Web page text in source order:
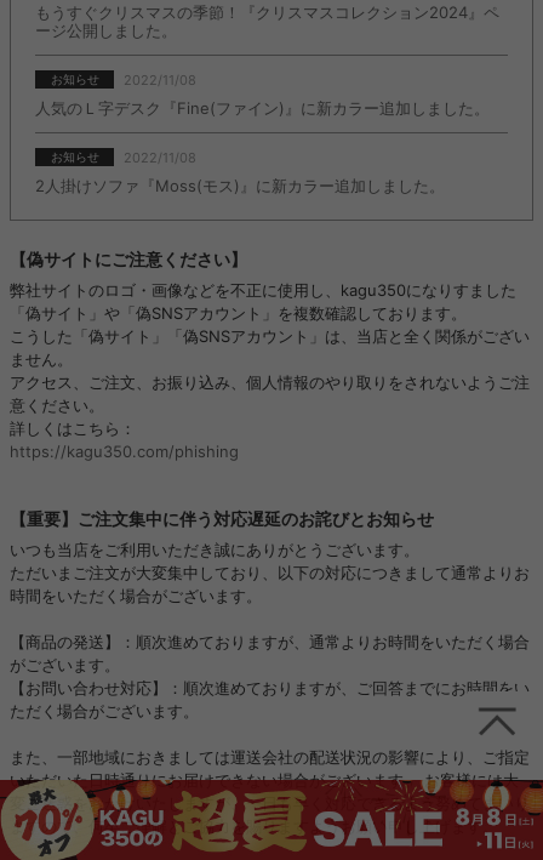
もうすぐクリスマスの季節！『クリスマスコレクション2024』ペ
ージ公開しました。
お知らせ 2022/11/08
人気のＬ字デスク『Fine(ファイン)』に新カラー追加しました。
お知らせ 2022/11/08
2人掛けソファ『Moss(モス)』に新カラー追加しました。
【偽サイトにご注意ください】
弊社サイトのロゴ・画像などを不正に使用し、kagu350になりすました
「偽サイト」や「偽SNSアカウント」を複数確認しております。
こうした「偽サイト」「偽SNSアカウント」は、当店と全く関係がござい
ません。
アクセス、ご注文、お振り込み、個人情報のやり取りをされないようご注
意ください。
詳しくはこちら：
https://kagu350.com/phishing
【重要】ご注文集中に伴う対応遅延のお詫びとお知らせ
いつも当店をご利用いただき誠にありがとうございます。
ただいまご注文が大変集中しており、以下の対応につきまして通常よりお
時間をいただく場合がございます。
【商品の発送】：順次進めておりますが、通常よりお時間をいただく場合
がございます。
【お問い合わせ対応】：順次進めておりますが、ご回答までにお時間をい
ただく場合がございます。
また、一部地域におきましては運送会社の配送状況の影響により、ご指定
いただいた日時通りにお届けできない場合がございます。 お客様には大
変ご迷惑をおかけいたしますが、一日も早く対応できるよう努めてまいり
ますので、何卒ご理解とご協力を賜りますようお願い申し上げます。